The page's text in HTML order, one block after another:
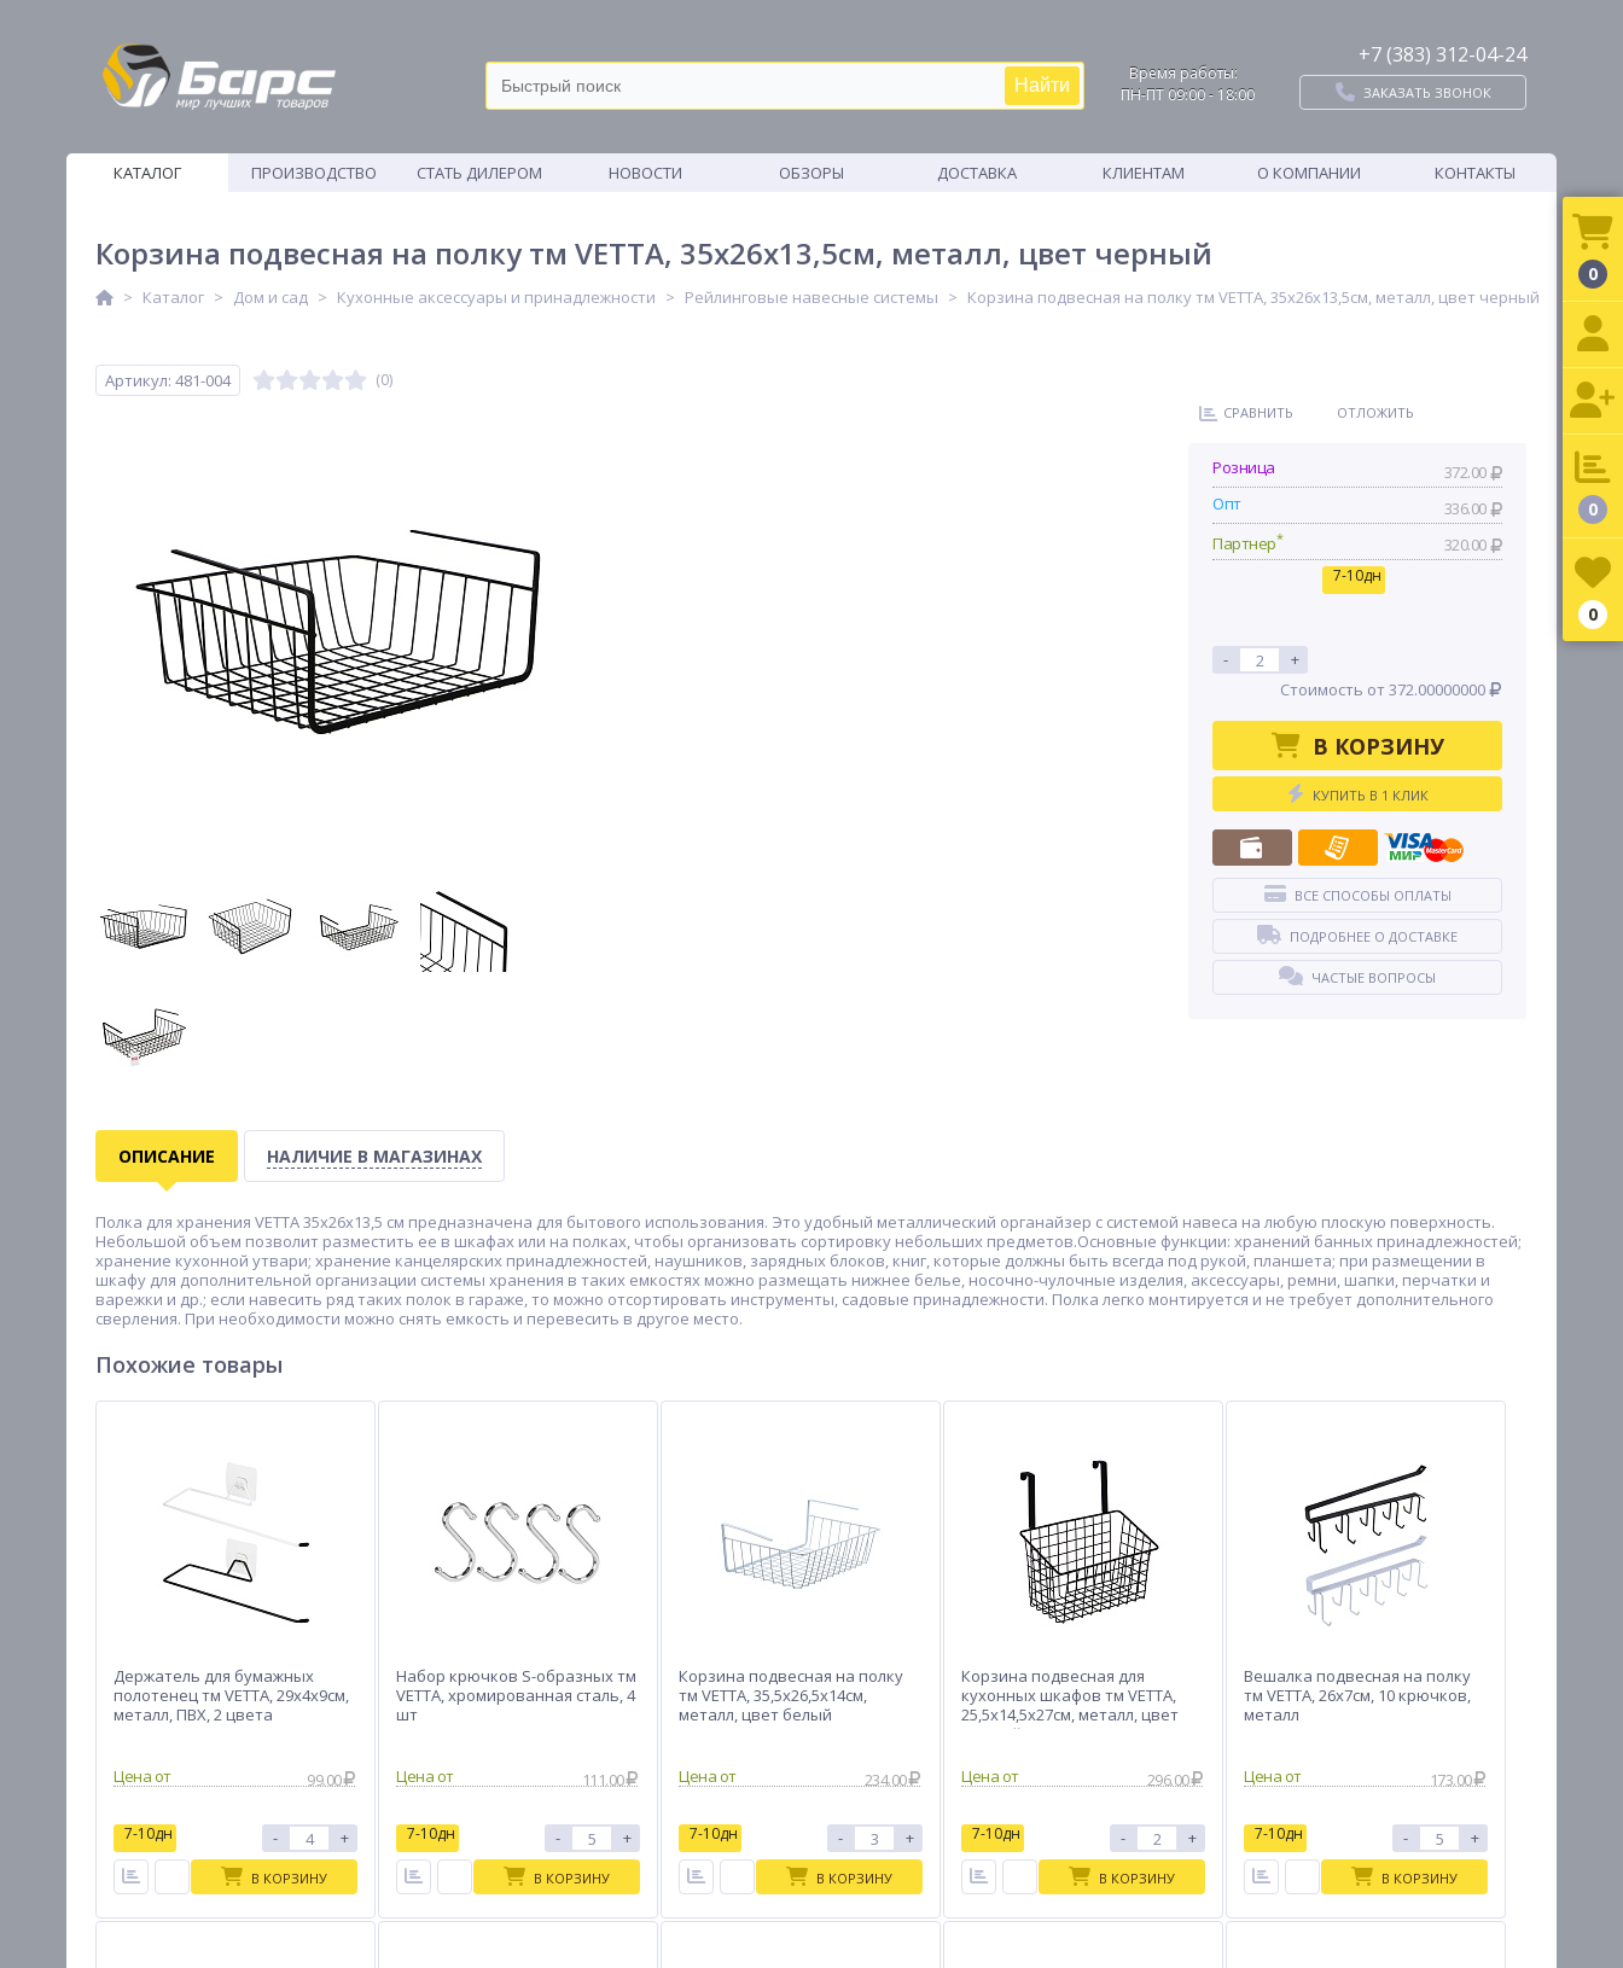
Найти
Время работы:
ПН-ПТ 09:00 - 18:00
+7 (383) 312-04-24
ЗАКАЗАТЬ ЗВОНОК
КАТАЛОГ
ПРОИЗВОДСТВО
СТАТЬ ДИЛЕРОМ НОВОСТИ ОБЗОРЫ ДОСТАВКА КЛИЕНТАМ О КОМПАНИИ КОНТАКТЫ
Корзина подвесная на полку тм VETTA, 35х26х13,5см, металл, цвет черный
Каталог Дом и сад Кухонные аксессуары и принадлежности Рейлинговые навесные системы Корзина подвесная на полку тм VETTA, 35х26х13,5см, металл, цвет черный
Артикул: 481-004 (0)
СРАВНИТЬ ОТЛОЖИТЬ
Розница
372.00
Опт
336.00
Партнер* 320.00
7-10дн
-
+
Стоимость от 372.00000000
В КОРЗИНУ
КУПИТЬ В 1 КЛИК
ВСЕ СПОСОБЫ ОПЛАТЫ
ПОДРОБНЕЕ О ДОСТАВКЕ
ЧАСТЫЕ ВОПРОСЫ
ОПИСАНИЕ НАЛИЧИЕ В МАГАЗИНАХ
Полка для хранения VETTA 35х26х13,5 см предназначена для бытового использования. Это удобный металлический органайзер с системой навеса на любую плоскую поверхность.
Небольшой объем позволит разместить ее в шкафах или на полках, чтобы организовать сортировку небольших предметов.Основные функции: хранений банных принадлежностей;
хранение кухонной утвари; хранение канцелярских принадлежностей, наушников, зарядных блоков, книг, которые должны быть всегда под рукой, планшета; при размещении в
шкафу для дополнительной организации системы хранения в таких емкостях можно размещать нижнее белье, носочно-чулочные изделия, аксессуары, ремни, шапки, перчатки и
варежки и др.; если навесить ряд таких полок в гараже, то можно отсортировать инструменты, садовые принадлежности. Полка легко монтируется и не требует дополнительного
сверления. При необходимости можно снять емкость и перевесить в другое место.
Похожие товары
Держатель для бумажных
полотенец тм VETTA, 29х4х9см,
металл, ПВХ, 2 цвета
Цена от 99.00
7-10дн - +
В КОРЗИНУ
Набор крючков S-образных тм
VETTA, хромированная сталь, 4
шт
Цена от 111.00
7-10дн - +
В КОРЗИНУ
Корзина подвесная на полку
тм VETTA, 35,5х26,5х14см,
металл, цвет белый
Цена от 234.00
7-10дн - +
В КОРЗИНУ
Корзина подвесная для
кухонных шкафов тм VETTA,
25,5х14,5х27см, металл, цвет
черный
Цена от
296.00
7-10дн - +
В КОРЗИНУ
Вешалка подвесная на полку
тм VETTA, 26х7см, 10 крючков,
металл
Цена от 173.00
7-10дн - +
В КОРЗИНУ
0
0
0